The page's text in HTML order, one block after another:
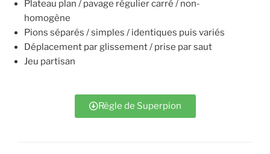
Plateau plan / pavage régulier carré / non-
homogène
Pions séparés / simples / identiques puis variés
Déplacement par glissement / prise par saut
Jeu partisan
Règle de Superpion